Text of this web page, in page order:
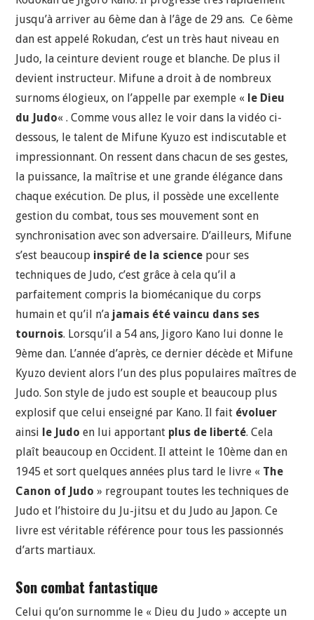
jusqu’à arriver au 6ème dan à l’âge de 29 ans. Ce 6ème
dan est appelé Rokudan, c’est un très haut niveau en
Judo, la ceinture devient rouge et blanche. De plus il
devient instructeur. Mifune a droit à de nombreux
surnoms élogieux, on l’appelle par exemple « le Dieu
du Judo« . Comme vous allez le voir dans la vidéo ci-
dessous, le talent de Mifune Kyuzo est indiscutable et
impressionnant. On ressent dans chacun de ses gestes,
la puissance, la maîtrise et une grande élégance dans
chaque exécution. De plus, il possède une excellente
gestion du combat, tous ses mouvement sont en
synchronisation avec son adversaire. D’ailleurs, Mifune
s’est beaucoup inspiré de la science pour ses
techniques de Judo, c’est grâce à cela qu’il a
parfaitement compris la biomécanique du corps
humain et qu’il n’a jamais été vaincu dans ses
tournois. Lorsqu’il a 54 ans, Jigoro Kano lui donne le
9ème dan. L’année d’après, ce dernier décède et Mifune
Kyuzo devient alors l’un des plus populaires maîtres de
Judo. Son style de judo est souple et beaucoup plus
explosif que celui enseigné par Kano. Il fait évoluer
ainsi le Judo en lui apportant plus de liberté. Cela
plaît beaucoup en Occident. Il atteint le 10ème dan en
1945 et sort quelques années plus tard le livre « The
Canon of Judo » regroupant toutes les techniques de
Judo et l’histoire du Ju-jitsu et du Judo au Japon. Ce
livre est véritable référence pour tous les passionnés
d’arts martiaux.
Son combat fantastique
Celui qu’on surnomme le « Dieu du Judo » accepte un